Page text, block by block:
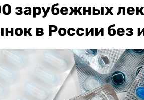
зарубежных
в России без